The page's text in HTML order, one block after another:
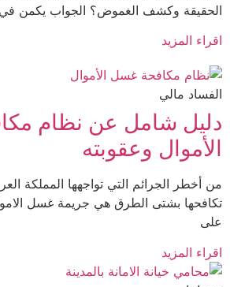
وكشف الغموض؟ الجواب يكمن في أنواع
المزيد
مالي
شامل عن نظام
وعقوبته
الجرائم التي تواجهها المملكة العربية
بشتى الطرق هي جريمة غسل الاموال،
المزيد